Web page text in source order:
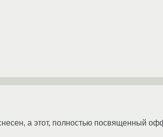
а этот, полностью посвященный